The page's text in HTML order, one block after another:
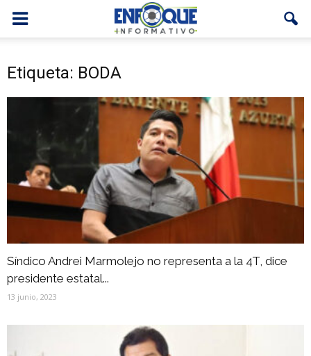
Etiqueta: BODA
Síndico Andrei Marmolejo no representa a la 4T, dice
presidente estatal...
13 junio, 2023